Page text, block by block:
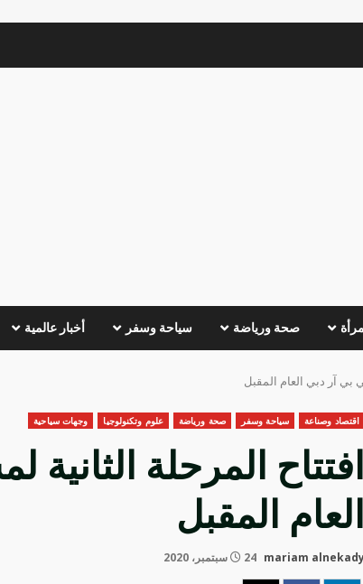
صحة ورياضة سياحة وسفر أخبار عالمية
بي آر دبي العام المقبل
اقتصاد وصناعة سياحة وسفر صحة ورياضة علوم وتكنولوجيا وجهات سياحية
افتتاح المرحلة
العام المقبل
mariam 24 سبتمبر، 2020